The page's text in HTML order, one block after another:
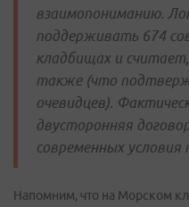
взаимопониманию.
поддерживать 674
кладбищах и
также (что
очевидцев).
двусторонняя
современных
Напомним, что на Морском